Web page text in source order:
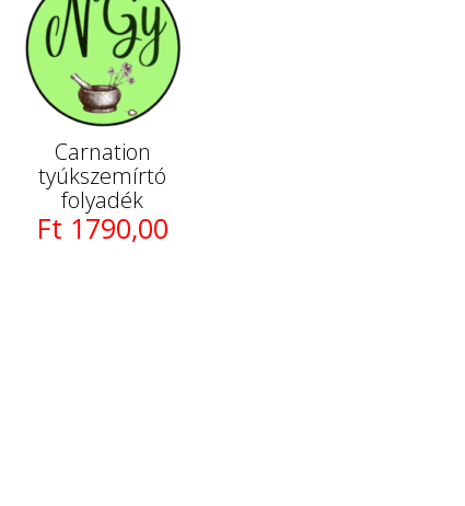
Carnation
tyúkszemírtó
folyadék
Ft 1790,00